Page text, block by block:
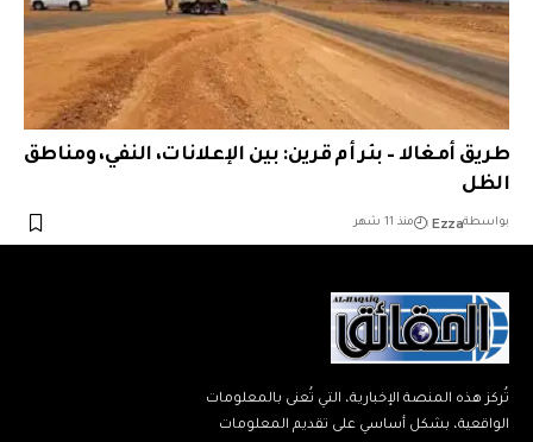
طريق أمغالا – بئر أم قرين: بين الإعلانات، النفي، ومناطق
الظل
بواسطةEzza منذ 11 شهر
تُركز هذه المنصة الإخبارية، التي تُعنى بالمعلومات
الواقعية، بشكل أساسي على تقديم المعلومات